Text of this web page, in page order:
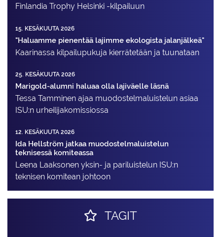
Finlandia Trophy Helsinki -kilpailuun
15. KESÄKUUTA 2026
"Haluamme pienentää lajimme ekologista jalanjälkeä"
Kaarinassa kilpailupukuja kierrätetään ja tuunataan
25. KESÄKUUTA 2026
Marigold-alumni haluaa olla lajiväelle läsnä
Tessa Tamminen ajaa muodostelma­luistelun asiaa
ISU:n urheilija­komissiossa
12. KESÄKUUTA 2026
Ida Hellström jatkaa muodostelmaluistelun
teknisessä komiteassa
Leena Laaksonen yksin- ja pariluistelun ISU:n
teknisen komitean johtoon
TAGIT